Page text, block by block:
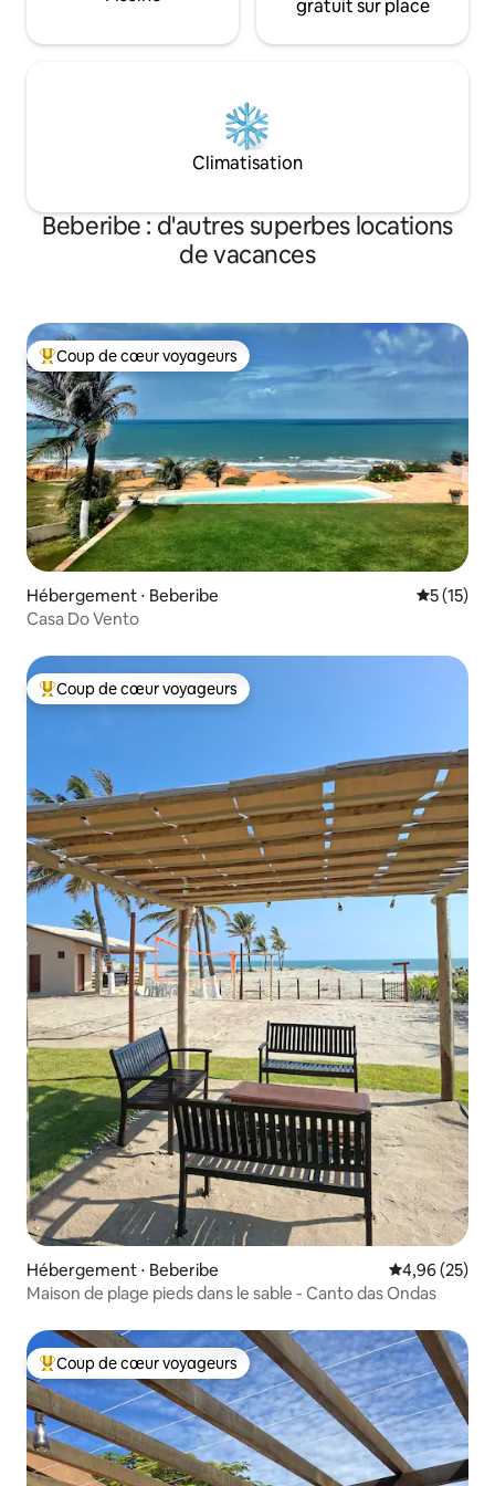
gratuit sur place
Climatisation
Beberibe : d'autres superbes locations
de vacances
Coups de cœur voyageurs les plus appréciés
Coup de cœur voyageurs
Hébergement ⋅ Beberibe
5 (15)
Casa Do Vento
Coups de cœur voyageurs les plus appréciés
Coup de cœur voyageurs
Hébergement ⋅ Beberibe Évaluation
4,96 (25)
Maison de plage pieds dans le sable - Canto das Ondas
Coups de cœur voyageurs les plus appréciés
Coup de cœur voyageurs